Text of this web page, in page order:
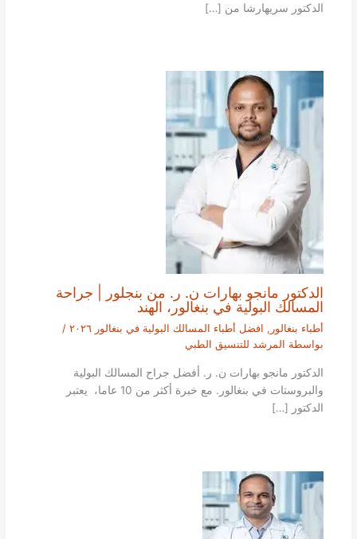
الدكتور سريهارشا من […]
الدكتور مانجو بهارات ن. ر. من بنجلور | جراحة
المسالك البولية في بنغالور، الهند
أطباء بنغالور , افضل أطباء المسالك البولية في بنغالور ٢٠٢٦
/
بواسطة المرشد للتنسيق الطبي
الدكتور مانجو بهارات ن. ر. أفضل جراح المسالك البولية
والبروستات في بنغالور. مع خبرة أكثر من 10 عاما، يعتبر
الدكتور […]